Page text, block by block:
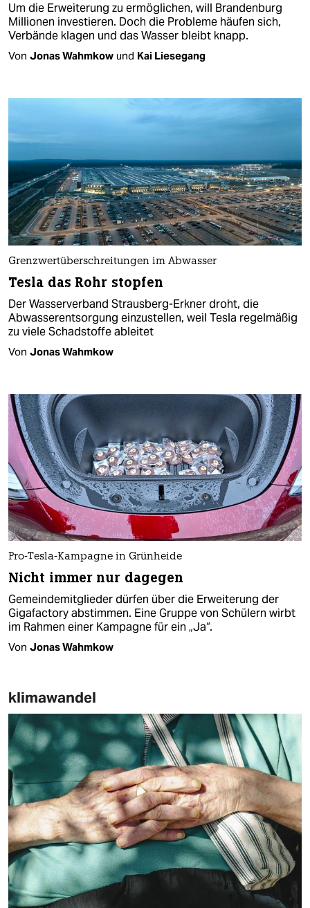
Um die Erweiterung zu ermöglichen, will Brandenburg
Millionen investieren. Doch die Probleme häufen sich,
Verbände klagen und das Wasser bleibt knapp.
Von Jonas Wahmkow und Kai Liesegang
Grenzwertüberschreitungen im Abwasser
Tesla das Rohr stopfen
Der Wasserverband Strausberg-Erkner droht, die
Abwasserentsorgung einzustellen, weil Tesla regelmäßig
zu viele Schadstoffe ableitet
Von Jonas Wahmkow
Pro-Tesla-Kampagne in Grünheide
Nicht immer nur dagegen
Gemeindemitglieder dürfen über die Erweiterung der
Gigafactory abstimmen. Eine Gruppe von Schü­le­rn wirbt
im Rahmen einer Kampagne für ein „Ja“.
Von Jonas Wahmkow
klimawandel